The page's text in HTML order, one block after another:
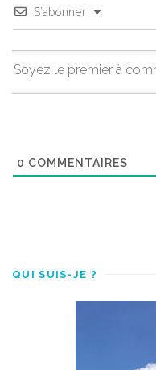
S’abonner
0 COMMENTAIRES
QUI SUIS-JE ?